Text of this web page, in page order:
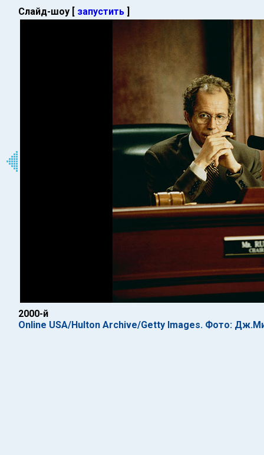
Слайд-шоу [ запустить ]
2000-й
Online USA/Hulton Archive/Getty Images. Фото: